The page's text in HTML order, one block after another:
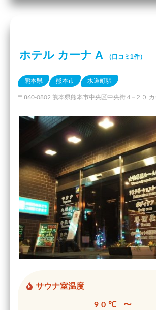
ホテル カーナ A （口コミ1件）
熊本県 熊本市 水道町駅
〒860-0802 熊本県熊本市中央区中央街４−２０
サウナ室温度
90℃ 〜